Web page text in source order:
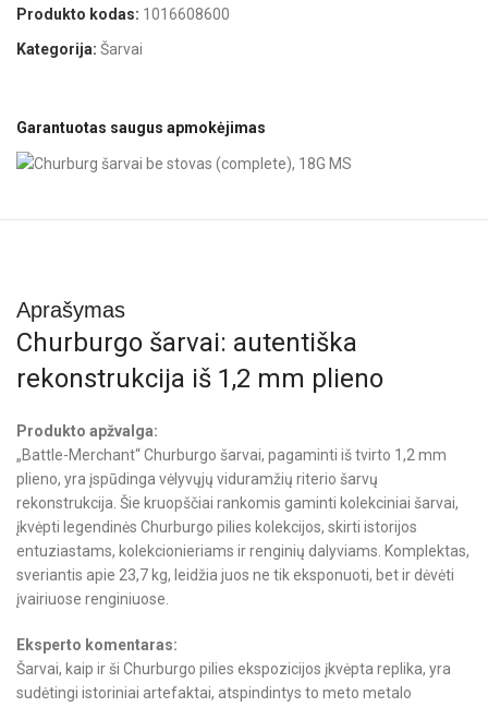
Produkto kodas: 1016608600
Kategorija: Šarvai
Garantuotas saugus apmokėjimas
Aprašymas
Churburgo šarvai: autentiška
rekonstrukcija iš 1,2 mm plieno
Produkto apžvalga:
„Battle-Merchant“ Churburgo šarvai, pagaminti iš tvirto 1,2 mm
plieno, yra įspūdinga vėlyvųjų viduramžių riterio šarvų
rekonstrukcija. Šie kruopščiai rankomis gaminti kolekciniai šarvai,
įkvėpti legendinės Churburgo pilies kolekcijos, skirti istorijos
entuziastams, kolekcionieriams ir renginių dalyviams. Komplektas,
sveriantis apie 23,7 kg, leidžia juos ne tik eksponuoti, bet ir dėvėti
įvairiuose renginiuose.
Eksperto komentaras:
Šarvai, kaip ir ši Churburgo pilies ekspozicijos įkvėpta replika, yra
sudėtingi istoriniai artefaktai, atspindintys to meto metalo